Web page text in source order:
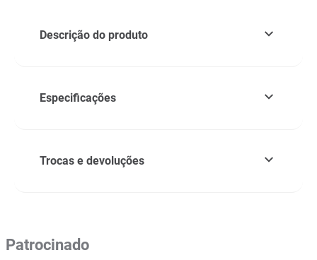
Descrição do produto
Especificações
Trocas e devoluções
Patrocinado